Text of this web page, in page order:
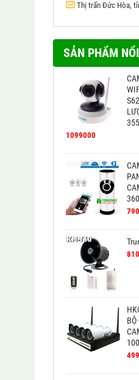
Thị trấn Đức Hòa,
SẢN PHẨM
1099000